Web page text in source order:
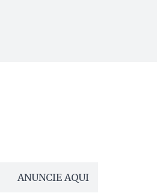
ANUNCIE AQUI